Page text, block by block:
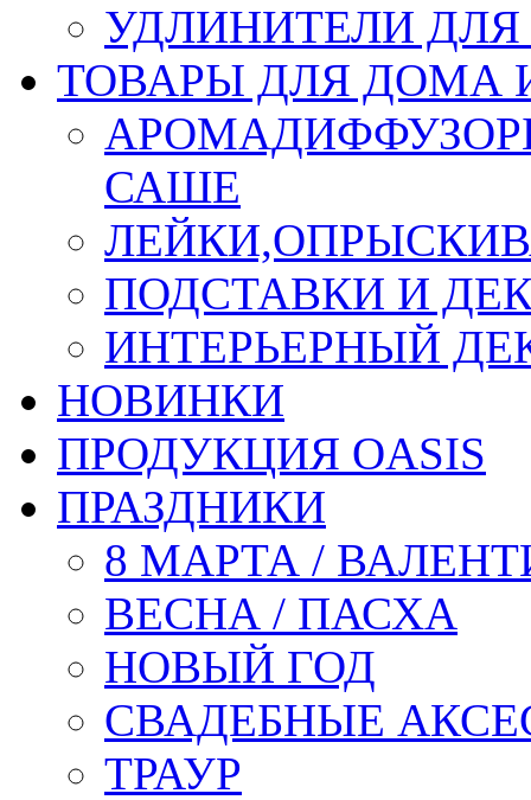
УДЛИНИТЕЛИ
ТОВАРЫ ДЛЯ ДОМА
САШЕ
ПОДСТАВКИ И
ИНТЕРЬЕРНЫЙ
НОВИНКИ
ПРОДУКЦИЯ OASIS
ПРАЗДНИКИ
8 МАРТА /
ВЕСНА / ПАСХА
НОВЫЙ ГОД
СВАДЕБНЫЕ
ТРАУР